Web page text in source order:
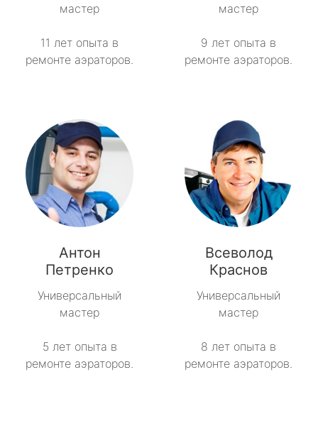
мастер
11 лет опыта в
ремонте аэраторов.
мастер
9 лет опыта в
ремонте аэраторов.
Антон
Петренко
Универсальный
мастер
5 лет опыта в
ремонте аэраторов.
Всеволод
Краснов
Универсальный
мастер
8 лет опыта в
ремонте аэраторов.